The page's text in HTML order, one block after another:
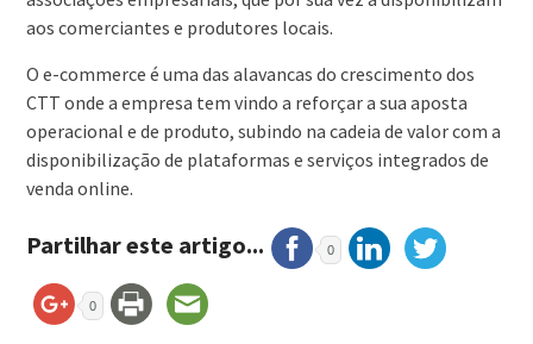
aos comerciantes e produtores locais.
O e-commerce é uma das alavancas do crescimento dos
CTT onde a empresa tem vindo a reforçar a sua aposta
operacional e de produto, subindo na cadeia de valor com a
disponibilização de plataformas e serviços integrados de
venda online.
Partilhar este artigo... 0
0